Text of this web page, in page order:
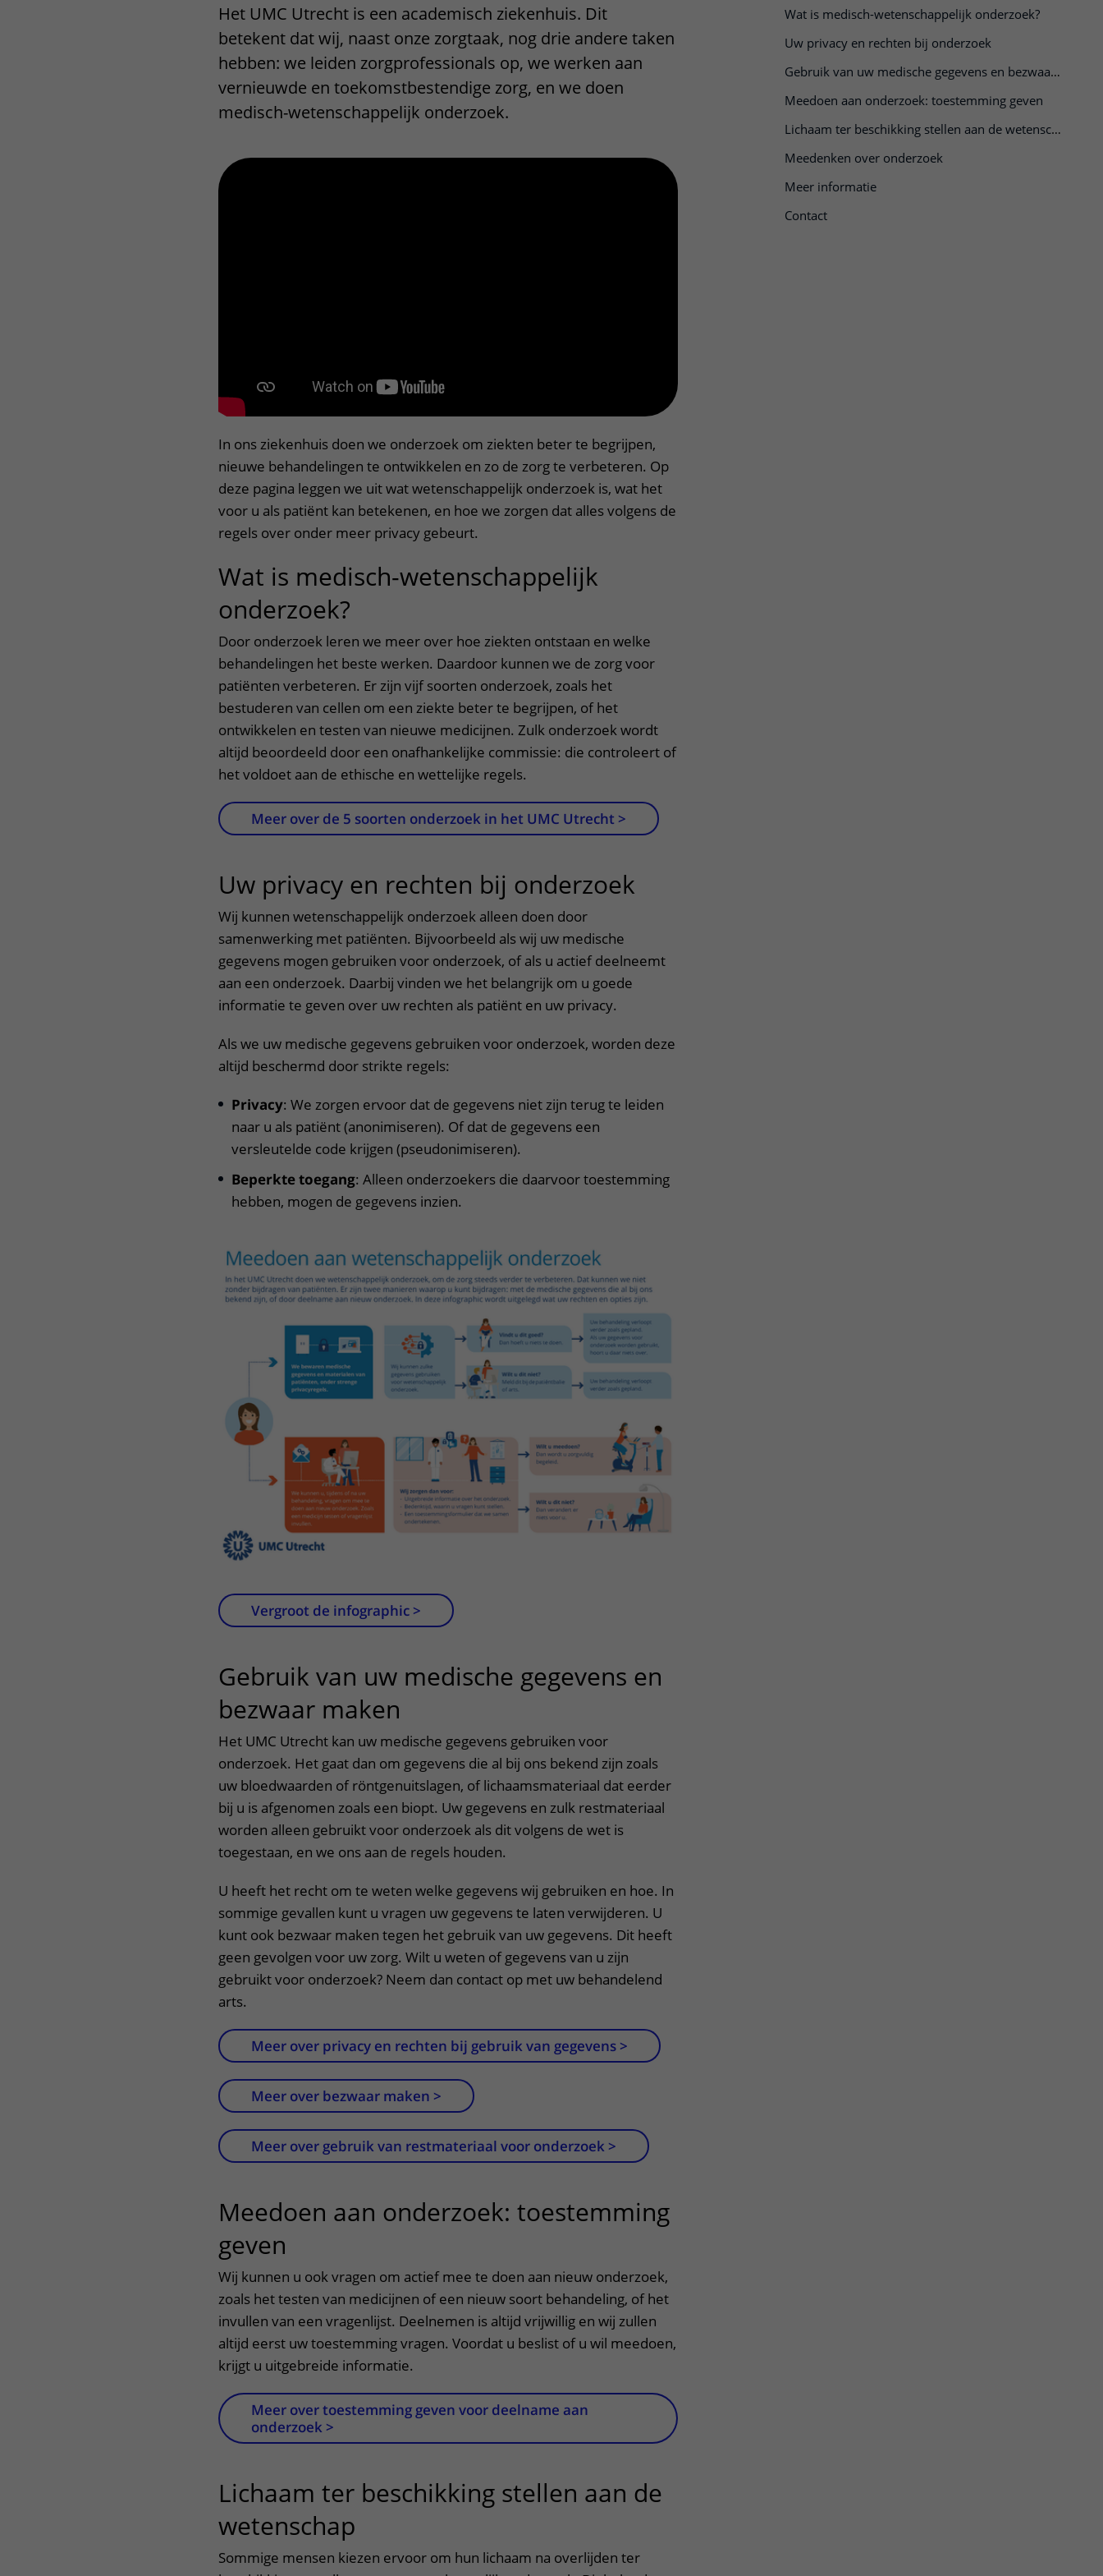
Bezoektijden
Wijzigen patiëntgegevens
Contact met verpleegafdeling
Het Wilhelmina
Wat is medisch-wetenschappelijk onderzoek?
Uw privacy en rechten bij onderzoek
Gebruik van uw medische gegevens en bezwaar maken
Meedoen aan onderzoek: toestemming geven
Lichaam ter beschikking stellen aan de wetenschap
Meedenken over onderzoek
Meer informatie
Contact
Het UMC Utrecht is een academisch ziekenhuis. Dit
betekent dat wij, naast onze zorgtaak, nog drie andere taken
hebben: we leiden zorgprofessionals op, we werken aan
vernieuwde en toekomstbestendige zorg, en we doen
medisch-wetenschappelijk onderzoek.
In ons ziekenhuis doen we onderzoek om ziekten beter te begrijpen,
nieuwe behandelingen te ontwikkelen en zo de zorg te verbeteren. Op
deze pagina leggen we uit wat wetenschappelijk onderzoek is, wat het
voor u als patiënt kan betekenen, en hoe we zorgen dat alles volgens de
regels over onder meer privacy gebeurt.
Wat is medisch-wetenschappelijk
onderzoek?
Door onderzoek leren we meer over hoe ziekten ontstaan en welke
behandelingen het beste werken. Daardoor kunnen we de zorg voor
patiënten verbeteren. Er zijn vijf soorten onderzoek, zoals het
bestuderen van cellen om een ziekte beter te begrijpen, of het
ontwikkelen en testen van nieuwe medicijnen. Zulk onderzoek wordt
altijd beoordeeld door een onafhankelijke commissie: die controleert of
het voldoet aan de ethische en wettelijke regels.
Meer over de 5 soorten onderzoek in het UMC Utrecht >
Uw privacy en rechten bij onderzoek
Wij kunnen wetenschappelijk onderzoek alleen doen door
samenwerking met patiënten. Bijvoorbeeld als wij uw medische
gegevens mogen gebruiken voor onderzoek, of als u actief deelneemt
aan een onderzoek. Daarbij vinden we het belangrijk om u goede
informatie te geven over uw rechten als patiënt en uw privacy.
Als we uw medische gegevens gebruiken voor onderzoek, worden deze
altijd beschermd door strikte regels:
Privacy: We zorgen ervoor dat de gegevens niet zijn terug te leiden
naar u als patiënt (anonimiseren). Of dat de gegevens een
versleutelde code krijgen (pseudonimiseren).
Beperkte toegang: Alleen onderzoekers die daarvoor toestemming
hebben, mogen de gegevens inzien.
Vergroot de infographic >
Gebruik van uw medische gegevens en
bezwaar maken
Het UMC Utrecht kan uw medische gegevens gebruiken voor
onderzoek. Het gaat dan om gegevens die al bij ons bekend zijn zoals
uw bloedwaarden of röntgenuitslagen, of lichaamsmateriaal dat eerder
bij u is afgenomen zoals een biopt. Uw gegevens en zulk restmateriaal
worden alleen gebruikt voor onderzoek als dit volgens de wet is
toegestaan, en we ons aan de regels houden.
U heeft het recht om te weten welke gegevens wij gebruiken en hoe. In
sommige gevallen kunt u vragen uw gegevens te laten verwijderen. U
kunt ook bezwaar maken tegen het gebruik van uw gegevens. Dit heeft
geen gevolgen voor uw zorg. Wilt u weten of gegevens van u zijn
gebruikt voor onderzoek? Neem dan contact op met uw behandelend
arts.
Meer over privacy en rechten bij gebruik van gegevens >
Meer over bezwaar maken >
Meer over gebruik van restmateriaal voor onderzoek >
Meedoen aan onderzoek: toestemming
geven
Wij kunnen u ook vragen om actief mee te doen aan nieuw onderzoek,
zoals het testen van medicijnen of een nieuw soort behandeling, of het
invullen van een vragenlijst. Deelnemen is altijd vrijwillig en wij zullen
altijd eerst uw toestemming vragen. Voordat u beslist of u wil meedoen,
krijgt u uitgebreide informatie.
Meer over toestemming geven voor deelname aan
onderzoek >
Lichaam ter beschikking stellen aan de
wetenschap
Sommige mensen kiezen ervoor om hun lichaam na overlijden ter